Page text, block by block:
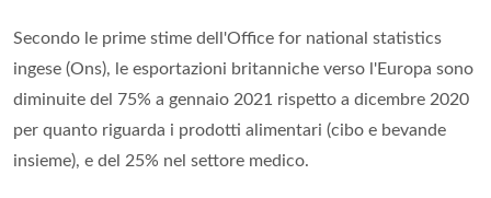
Secondo le prime stime dell'Office for national statistics
ingese (Ons), le esportazioni britanniche verso l'Europa sono
diminuite del 75% a gennaio 2021 rispetto a dicembre 2020
per quanto riguarda i prodotti alimentari (cibo e bevande
insieme), e del 25% nel settore medico.